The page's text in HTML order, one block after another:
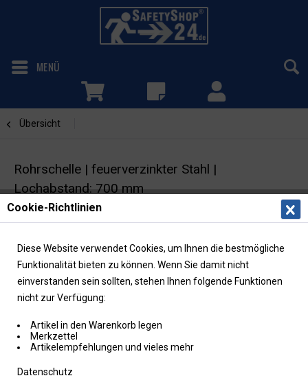
MENÜ
Übersicht
Rohrschelle | feuerverzinkter Stahl |
Lochabstand: 700 mm
Cookie-Richtlinien
Diese Website verwendet Cookies, um Ihnen die bestmögliche
Funktionalität bieten zu können. Wenn Sie damit nicht
einverstanden sein sollten, stehen Ihnen folgende Funktionen
nicht zur Verfügung:
Artikel in den Warenkorb legen
Merkzettel
Artikelempfehlungen und vieles mehr
Datenschutz